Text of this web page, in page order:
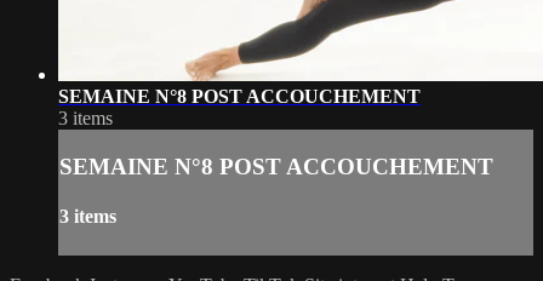
SEMAINE N°8 POST ACCOUCHEMENT
3 items
SEMAINE N°8 POST ACCOUCHEMENT
3 items